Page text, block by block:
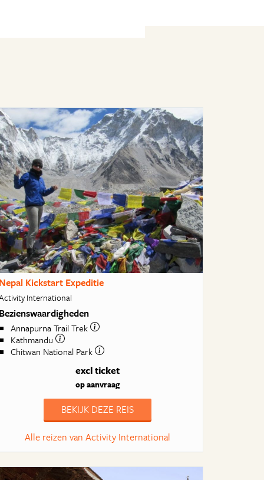
Nepal Kickstart Expeditie
International
Bezienswaardigheden
Annapurna Trail Trek
Kathmandu
Chitwan National Park
excl ticket
op aanvraag
BEKIJK DEZE REIS
Alle reizen van Activity International